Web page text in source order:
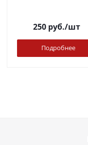
250руб./шт
Подробнее